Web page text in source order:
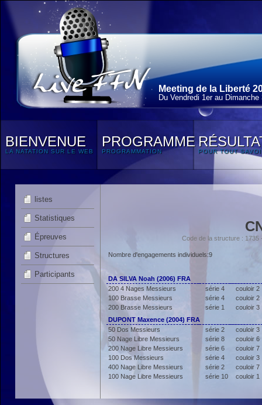
Meeting de la Liberté
Du Vendredi 1erau Dimanche
BIENVENUE
LA NATATION SUR LE WEB
PROGRAMME
PROGRAMMATION POUR TOUT
listes
Statistiques
Épreuves
Structures
Participants
Code de la structure : 1735
Nombre d'engagements individuels:9
DA SILVA Noah (2006) FRA
200 4 Nages Messieurs
série 4
couloir 2
100 Brasse Messieurs
série 4
couloir 2
200 Brasse Messieurs
série 1
couloir 3
DUPONT Maxence (2004) FRA
50 Dos Messieurs
série 2
couloir 3
50 Nage Libre Messieurs
série 8
couloir 6
200 Nage Libre Messieurs
série 6
couloir 7
100 Dos Messieurs
série 4
couloir 3
400 Nage Libre Messieurs
série 2
couloir 7
100 Nage Libre Messieurs
série 10 couloir 1